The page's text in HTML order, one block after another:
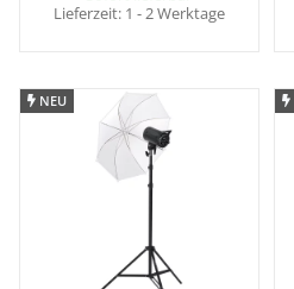
Lieferzeit: 1 - 2 Werktage
NEU
NEU